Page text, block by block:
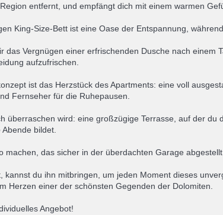
entfernt, und empfängt dich mit einem warmen
King-Size-Bett ist eine Oase der Entspannung,
das Vergnügen einer erfrischenden Dusche nach
aufzufrischen.
ist das Herzstück des Apartments: eine voll
Fernseher für die Ruhepausen.
überraschen wird: eine großzügige Terrasse, auf der
bildet.
machen, das sicher in der überdachten Garage abgestellt
du ihn mitbringen, um jeden Moment dieses
Herzen einer der schönsten Gegenden der Dolomiten.
Angebot!